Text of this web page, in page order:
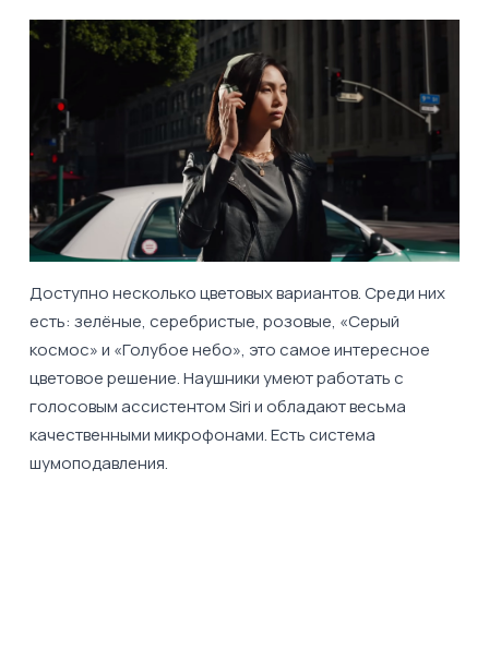
Доступно несколько цветовых вариантов. Среди них
есть: зелёные, серебристые, розовые, «Серый
космос» и «Голубое небо», это самое интересное
цветовое решение. Наушники умеют работать с
голосовым ассистентомSiriи обладают весьма
качественными микрофонами. Есть система
шумоподавления.